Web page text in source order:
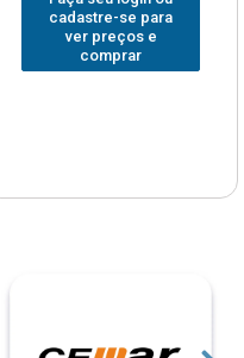
cadastre-se para
ver preços e
comprar